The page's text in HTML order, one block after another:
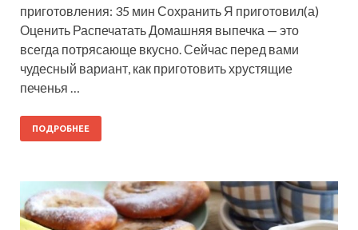
приготовления: 35 мин Сохранить Я приготовил(а)
Оценить Распечатать Домашняя выпечка — это
всегда потрясающе вкусно. Сейчас перед вами
чудесный вариант, как приготовить хрустящие
печенья …
ПОДРОБНЕЕ